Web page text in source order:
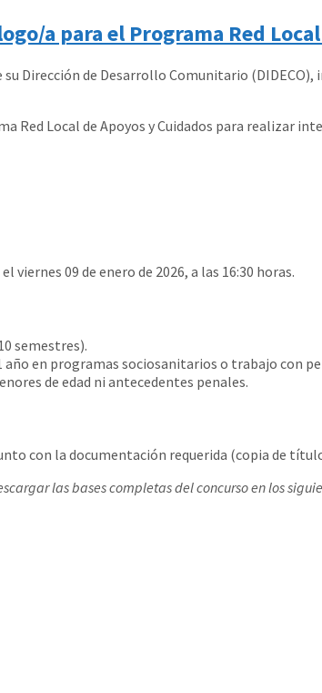
a para el Programa Red
su Dirección de Desarrollo Comunitario
Red Local de Apoyos y Cuidados para realizar
viernes 09 de enero de 2026, a las 16:30 horas.
semestres).
año en programas sociosanitarios o trabajo con
de edad ni antecedentes penales.
con la documentación requerida (copia de
las bases completas del concurso en los